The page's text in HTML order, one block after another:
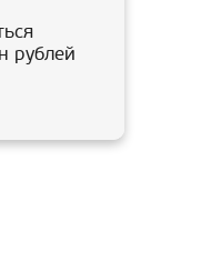
рублей